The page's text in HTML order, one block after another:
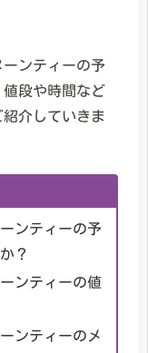
ンティーの予
段や時間など
介していきま
ンティーの予
？
ンティーの値
ンティーのメ